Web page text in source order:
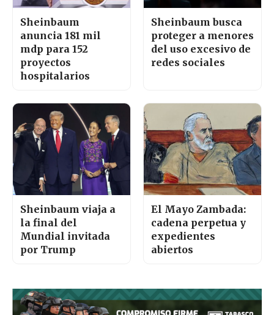
Sheinbaum
anuncia 181 mil
mdp para 152
proyectos
hospitalarios
Sheinbaum busca
proteger a menores
del uso excesivo de
redes sociales
Sheinbaum viaja a
la final del
Mundial invitada
por Trump
El Mayo Zambada:
cadena perpetua y
expedientes
abiertos